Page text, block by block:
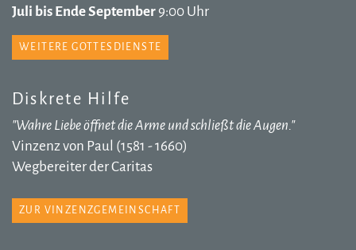
Juli bis Ende September 9:00 Uhr
WEITERE GOTTESDIENSTE
Diskrete Hilfe
"Wahre Liebe öffnet die Arme und schließt die Augen."
Vinzenz von Paul (1581 - 1660)
Wegbereiter der Caritas
ZUR VINZENZGEMEINSCHAFT